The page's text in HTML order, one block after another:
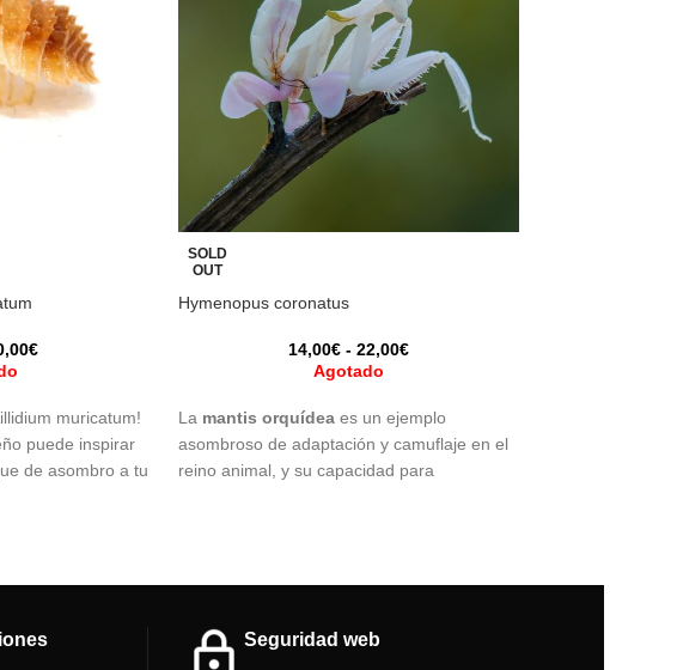
€
muricatum!
puede inspirar
de asombro a tu
SOLD
OUT
Hymenopus coronatus
14,00€ - 22,00€
Agotado
La mantis orquídeaes un ejemplo
asombroso de adaptación y camuflaje en el
reino animal, y su capacidad para
Precio por unidad.
Seguridad web